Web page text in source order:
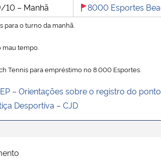
10 – Manhã 8000 Esportes
para o turno da manhã.
mau tempo.
Tennis para empréstimo no 8.000 Esportes.
– Orientações sobre o registro do
Desportiva – CJD